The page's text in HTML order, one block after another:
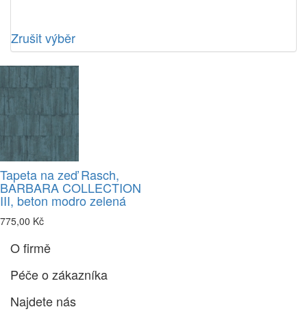
Zrušit výběr
Tapeta na zeď Rasch,
BARBARA COLLECTION
III, beton modro zelená
775,00 Kč
O firmě
Péče o zákazníka
Najdete nás